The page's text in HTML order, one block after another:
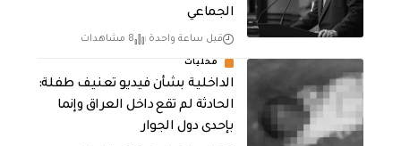
الجماعي
قبل ساعة واحدة 8 مشاهدات
محليات
الداخلية بشأن فيديو تعنيف طفلة:
الحادثة لم تقع داخل العراق وإنما
بإحدى دول الجوار